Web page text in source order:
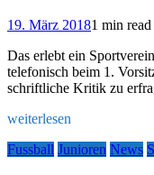
19. März 20181 min read
Das erlebt ein
telefonisch beim 1.
schriftliche Kritik zu
weiterlesen
Fussball Junioren News